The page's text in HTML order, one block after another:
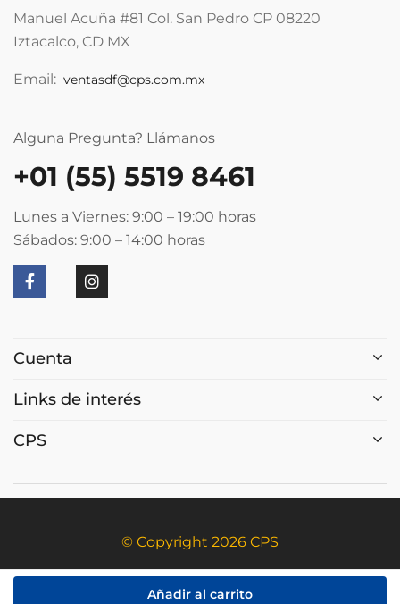
Añadir al carrito
Manuel Acuña #81 Col. San Pedro CP 08220
Iztacalco, CD MX
Email: ventasdf@cps.com.mx
Alguna Pregunta? Llámanos
+01 (55) 5519 8461
Lunes a Viernes: 9:00 – 19:00 horas
Sábados: 9:00 – 14:00 horas
Cuenta
Links de interés
CPS
© Copyright 2026 CPS